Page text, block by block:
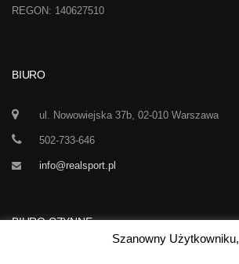
REGON: 140627510
BIURO
ul. Nowowiejska 37b, 02-010 Warszawa
502-733-646
info@realsport.pl
BIURO CZYNNE
Szanowny Użytkowniku,